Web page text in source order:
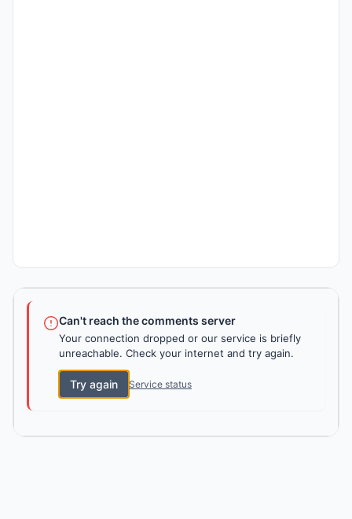
Can't reach the comments server
Your connection dropped or our service is briefly
unreachable. Check your internet and try again.
Try again Service status